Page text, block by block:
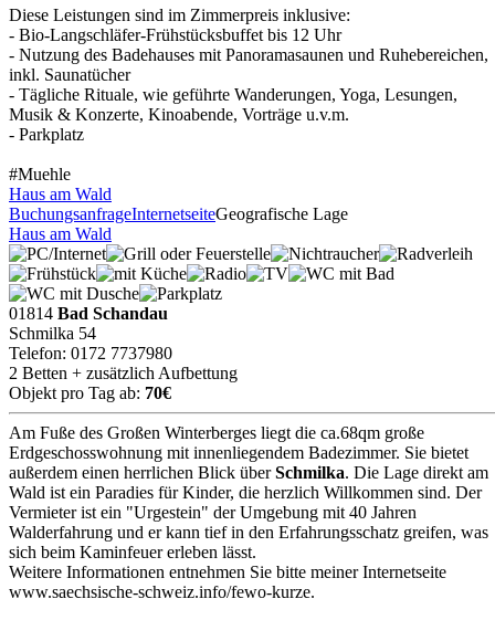
Diese Leistungen sind im Zimmerpreis inklusive:
- Bio-Langschläfer-Frühstücksbuffet bis 12 Uhr
- Nutzung des Badehauses mit Panoramasaunen und Ruhebereichen,
inkl. Saunatücher
- Tägliche Rituale, wie geführte Wanderungen, Yoga, Lesungen,
Musik & Konzerte, Kinoabende, Vorträge u.v.m.
- Parkplatz
#Muehle
Haus am Wald
BuchungsanfrageInternetseiteGeografische Lage
Haus am Wald
01814 Bad Schandau
Schmilka 54
Telefon: 0172 7737980
2 Betten + zusätzlich Aufbettung
Objekt pro Tag ab: 70€
Am Fuße des Großen Winterberges liegt die ca.68qm große
Erdgeschosswohnung mit innenliegendem Badezimmer. Sie bietet
außerdem einen herrlichen Blick überSchmilka. Die Lage direkt am
Wald ist ein Paradies für Kinder, die herzlich Willkommen sind. Der
Vermieter ist ein "Urgestein" der Umgebung mit 40 Jahren
Walderfahrung und er kann tief in den Erfahrungsschatz greifen, was
sich beim Kaminfeuer erleben lässt.
Weitere Informationen entnehmen Sie bitte meiner Internetseite
www.saechsische-schweiz.info/fewo-kurze.